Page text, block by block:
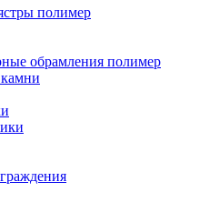
полимер
обрамления полимер